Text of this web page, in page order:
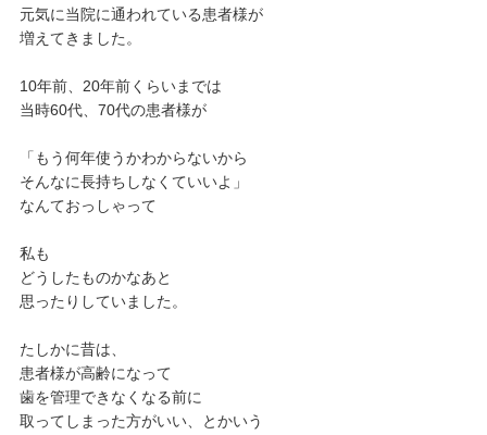
元気に当院に通われている患者様が
増えてきました。
10年前、20年前くらいまでは
当時60代、70代の患者様が
「もう何年使うかわからないから
そんなに長持ちしなくていいよ」
なんておっしゃって
私も
どうしたものかなあと
思ったりしていました。
たしかに昔は、
患者様が高齢になって
歯を管理できなくなる前に
取ってしまった方がいい、とかいう